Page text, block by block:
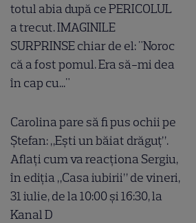
totul abia după ce PERICOLUL
a trecut. IMAGINILE
SURPRINSE chiar de el: "Noroc
că a fost pomul. Era să-mi dea
în cap cu..."
Carolina pare să fi pus ochii pe
Ștefan: „Ești un băiat drăguț”.
Aflați cum va reacționa Sergiu,
în ediția „Casa iubirii” de vineri,
31 iulie, de la 10:00 și 16:30, la
Kanal D